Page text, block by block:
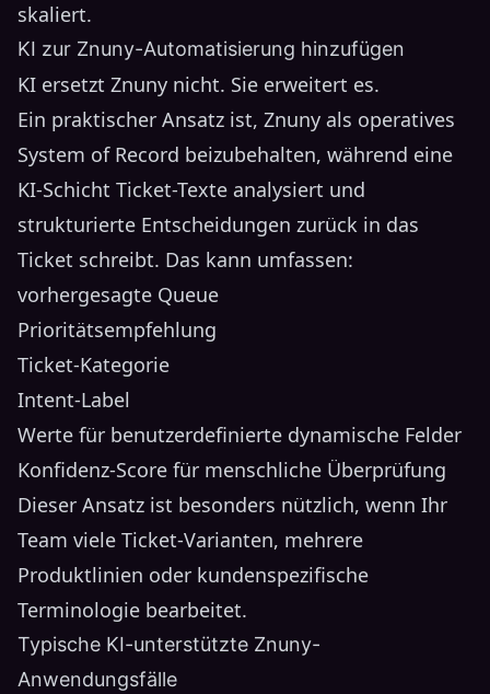
skaliert.
KI zur Znuny-Automatisierung hinzufügen
KI ersetzt Znuny nicht. Sie erweitert es.
Ein praktischer Ansatz ist, Znuny als operatives
System of Record beizubehalten, während eine
KI-Schicht Ticket-Texte analysiert und
strukturierte Entscheidungen zurück in das
Ticket schreibt. Das kann umfassen:
vorhergesagte Queue
Prioritätsempfehlung
Ticket-Kategorie
Intent-Label
Werte für benutzerdefinierte dynamische Felder
Konfidenz-Score für menschliche Überprüfung
Dieser Ansatz ist besonders nützlich, wenn Ihr
Team viele Ticket-Varianten, mehrere
Produktlinien oder kundenspezifische
Terminologie bearbeitet.
Typische KI-unterstützte Znuny-
Anwendungsfälle